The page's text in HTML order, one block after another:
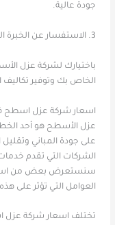
جودة عالية.
3. الاستفسار عن الخبرة السابقة للشركة في تنفيذ مشاريع مشابهة.
باختيارك لشركة عزل
الخاص بك وتوفير تكاليف
اسعار شركة عزل اسطح
عزل الأسطح هو أحد
على جودة المباني
الشركات التي تقدم
سنستعرض بعض من
العوامل التي تؤثر على
تختلف اسعار شركة عزل